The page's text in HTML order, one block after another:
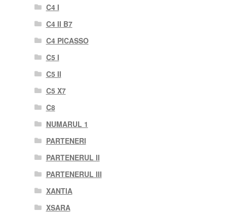
C4 I
C4 II B7
C4 PICASSO
C5 I
C5 II
C5 X7
C8
NUMARUL 1
PARTENERI
PARTENERUL II
PARTENERUL III
XANTIA
XSARA